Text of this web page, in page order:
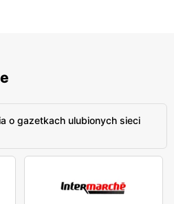
o gazetkach ulubionych sieci